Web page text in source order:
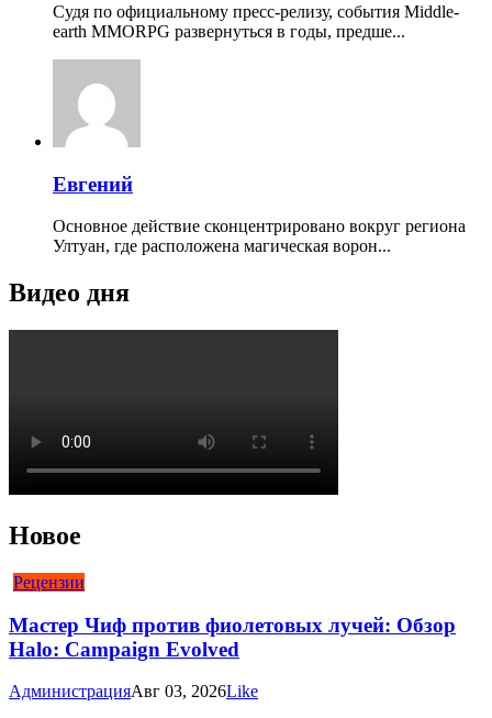
Судя по официальному пресс-релизу, события Middle-
earth MMORPG развернуться в годы, предше...
Евгений
Основное действие сконцентрировано вокруг региона
Ултуан, где расположена магическая ворон...
Видео дня
Новое
Рецензии
Мастер Чиф против фиолетовых лучей: Обзор
Halo: Campaign Evolved
АдминистрацияАвг 03, 2026Like